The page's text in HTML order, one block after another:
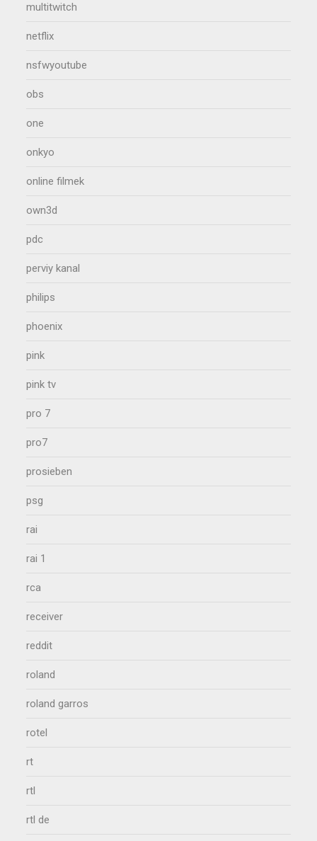
multitwitch
netflix
nsfwyoutube
obs
one
onkyo
online filmek
own3d
pdc
perviy kanal
philips
phoenix
pink
pink tv
pro 7
pro7
prosieben
psg
rai
rai 1
rca
receiver
reddit
roland
roland garros
rotel
rt
rtl
rtl de